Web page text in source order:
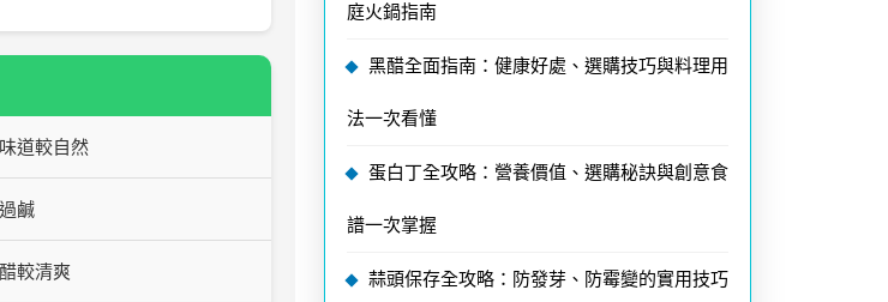
道較自然
鹹
較清爽
庭火鍋指南
黑醋全面指南：健康好處、選購技巧與料理用
法一次看懂
蛋白丁全攻略：營養價值、選購秘訣與創意食
譜一次掌握
蒜頭保存全攻略：防發芽、防霉變的實用技巧